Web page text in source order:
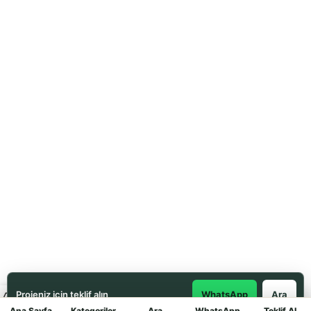
Projeniz için teklif alın WhatsApp Ara